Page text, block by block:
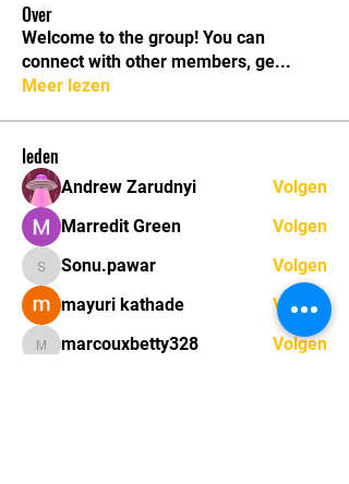
Over
Welcome to the group! You can
connect with other members, ge...
Meer lezen
leden
Andrew Zarudnyi
Volgen
Marredit Green
Volgen
Sonu.pawar
Sonu.pawar
Volgen
mayuri kathade
Volgen
marcouxbetty328
marcouxbetty328
Volgen